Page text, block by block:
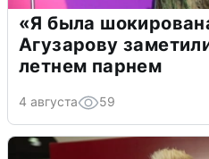
«Я была
Агузарову
летнем парнем
4 августа 59